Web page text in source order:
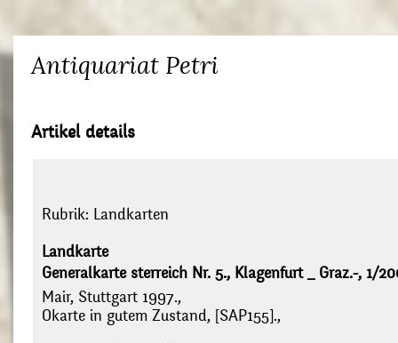
Antiquariat Petri
Artikel details
Rubrik: Landkarten
Landkarte
Generalkarte sterreich Nr. 5., Klagenfurt _ Graz.-, 1/
Mair, Stuttgart 1997.,
Okarte in gutem Zustand, [SAP155].,